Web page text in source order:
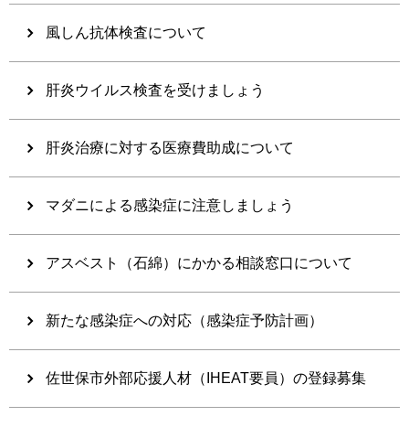
風しん抗体検査について
肝炎ウイルス検査を受けましょう
肝炎治療に対する医療費助成について
マダニによる感染症に注意しましょう
アスベスト（石綿）にかかる相談窓口について
新たな感染症への対応（感染症予防計画）
佐世保市外部応援人材（IHEAT要員）の登録募集